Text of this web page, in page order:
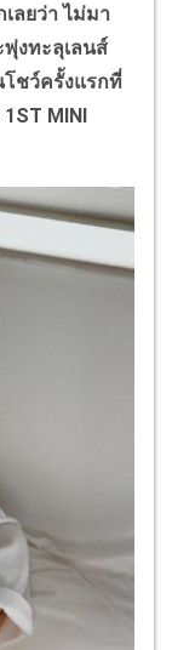
ลยว่า ไม่มา
งทะลุเลนส์
โชว์ครั้งแรกที่
1ST MINI